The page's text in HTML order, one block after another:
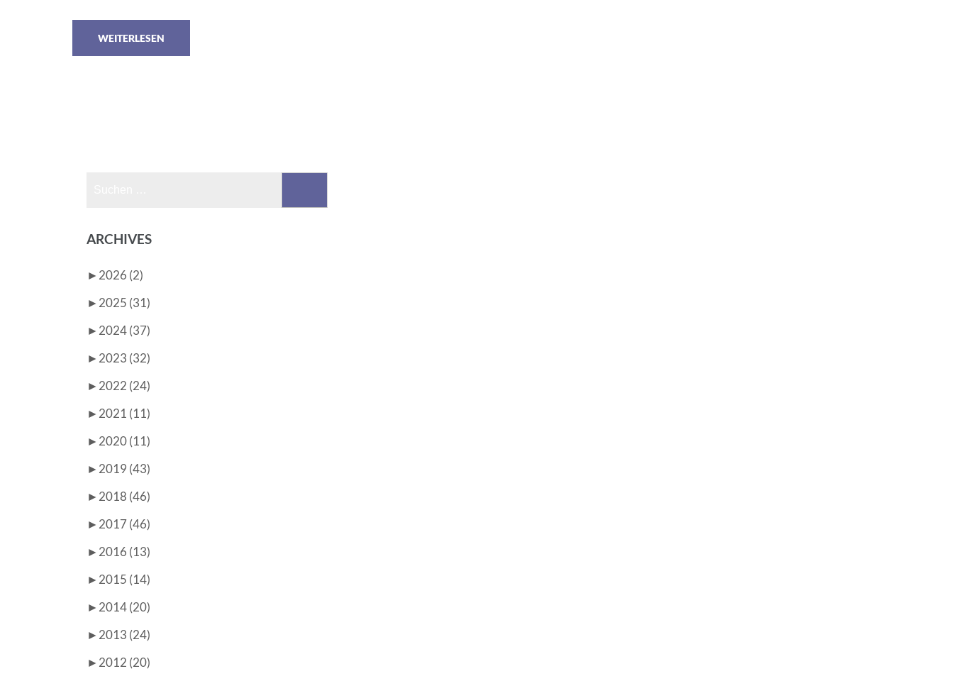
WEITERLESEN
ARCHIVES
► 2026 (2)
► 2025 (31)
► 2024 (37)
► 2023 (32)
► 2022 (24)
► 2021 (11)
► 2020 (11)
► 2019 (43)
► 2018 (46)
► 2017 (46)
► 2016 (13)
► 2015 (14)
► 2014 (20)
► 2013 (24)
► 2012 (20)